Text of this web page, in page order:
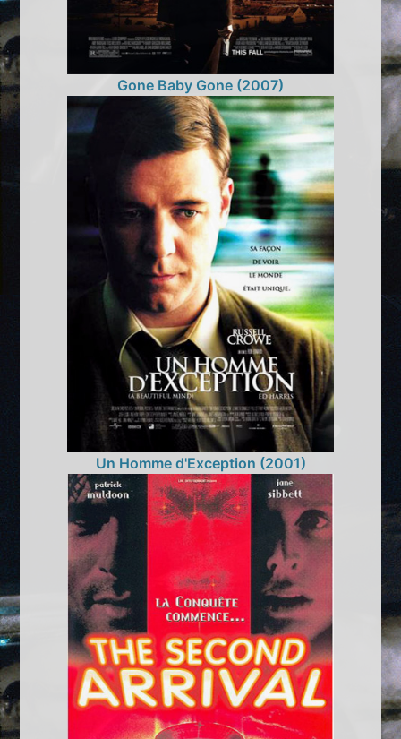
Gone Baby Gone (2007)
Un Homme d'Exception (2001)